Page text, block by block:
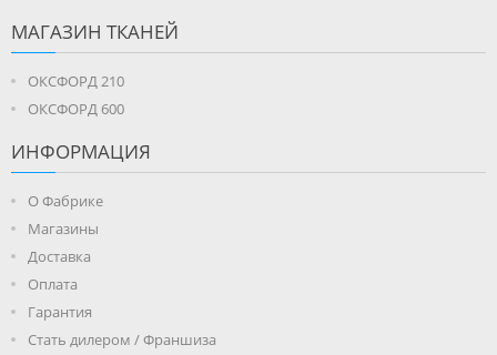
МАГАЗИН ТКАНЕЙ
ОКСФОРД 210
ОКСФОРД 600
ИНФОРМАЦИЯ
О Фабрике
Магазины
Доставка
Оплата
Гарантия
Стать дилером / Франшиза